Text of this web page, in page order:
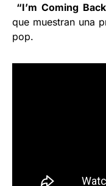
“I’m Coming
que muestran una
pop.